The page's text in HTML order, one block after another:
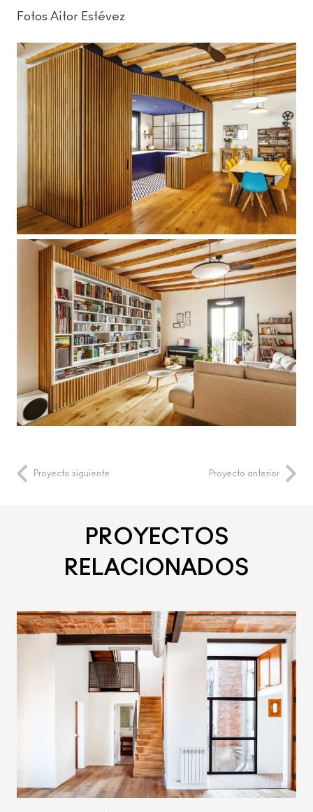
Fotos Aitor Estévez
Proyecto siguiente Proyecto anterior
PROYECTOS
RELACIONADOS